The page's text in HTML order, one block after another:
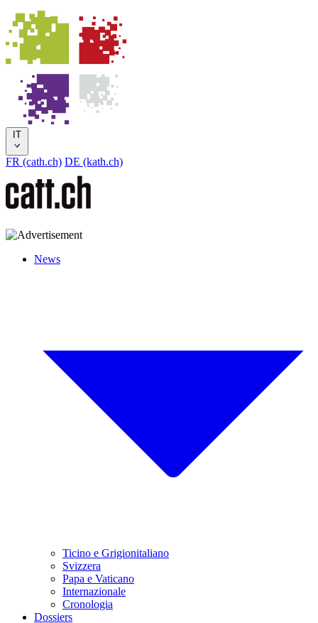
IT
FR (cath.ch) DE (kath.ch)
News
Ticino e Grigionitaliano
Svizzera
Papa e Vaticano
Internazionale
Cronologia
Dossiers